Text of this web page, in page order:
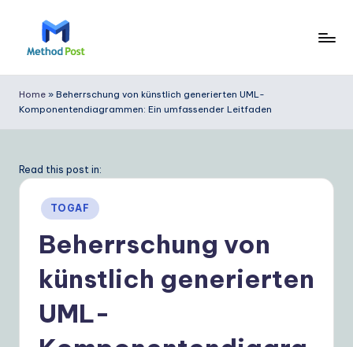
e
t
o
G
Home » Beherrschung von künstlich generierten UML-
Komponentendiagrammen: Ein umfassender Leitfaden
Read this post in:
Posted
in
TOGAF
Beherrschung von
künstlich generierten
UML-